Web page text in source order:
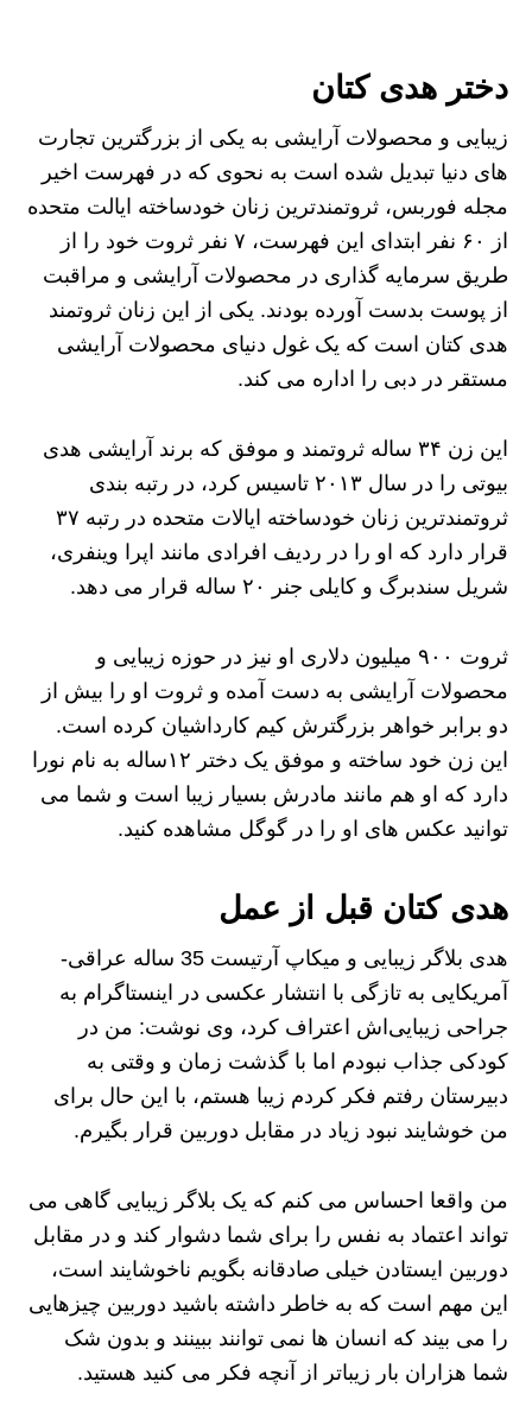
دختر هدی کتان
زیبایی و محصولات آرایشی به یکی از بزرگترین تجارت
های دنیا تبدیل شده است به نحوی که در فهرست اخیر
مجله فوربس، ثروتمندترین زنان خودساخته ایالت متحده
از ۶۰ نفر ابتدای این فهرست، ۷ نفر ثروت خود را از
طریق سرمایه گذاری در محصولات آرایشی و مراقبت
از پوست بدست آورده بودند. یکی از این زنان ثروتمند
هدی کتان است که یک غول دنیای محصولات آرایشی
مستقر در دبی را اداره می کند.
این زن ۳۴ ساله ثروتمند و موفق که برند آرایشی هدی
بیوتی را در سال ۲۰۱۳ تاسیس کرد، در رتبه بندی
ثروتمندترین زنان خودساخته ایالات متحده در رتبه ۳۷
قرار دارد که او را در ردیف افرادی مانند اپرا وینفری،
شریل سندبرگ و کایلی جنر ۲۰ ساله قرار می دهد.
ثروت ۹۰۰ میلیون دلاری او نیز در حوزه زیبایی و
محصولات آرایشی به دست آمده و ثروت او را بیش از
دو برابر خواهر بزرگترش کیم کارداشیان کرده است.
این زن خود ساخته و موفق یک دختر ۱۲ساله به نام نورا
دارد که او هم مانند مادرش بسیار زیبا است و شما می
توانید عکس های او را در گوگل مشاهده کنید.
هدی کتان قبل از عمل
هدی بلاگر زیبایی و میکاپ آرتیست 35 ساله عراقی-
آمریکایی به تازگی با انتشار عکسی در اینستاگرام به
جراحی زیبایی‌اش اعتراف کرد، وی نوشت: من در
کودکی جذاب نبودم اما با گذشت زمان و وقتی به
دبیرستان رفتم فکر کردم زیبا هستم، با این حال برای
من خوشایند نبود زیاد در مقابل دوربین قرار بگیرم.
من واقعا احساس می کنم که یک بلاگر زیبایی گاهی می
تواند اعتماد به نفس را برای شما دشوار کند و در مقابل
دوربین ایستادن خیلی صادقانه بگویم ناخوشایند است،
این مهم است که به خاطر داشته باشید دوربین چیزهایی
را می بیند که انسان ها نمی توانند ببینند و بدون شک
شما هزاران بار زیباتر از آنچه فکر می کنید هستید.